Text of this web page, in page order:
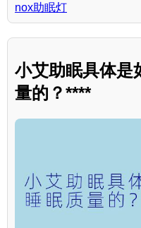
nox助眠灯
小艾助眠具体是
量的？****